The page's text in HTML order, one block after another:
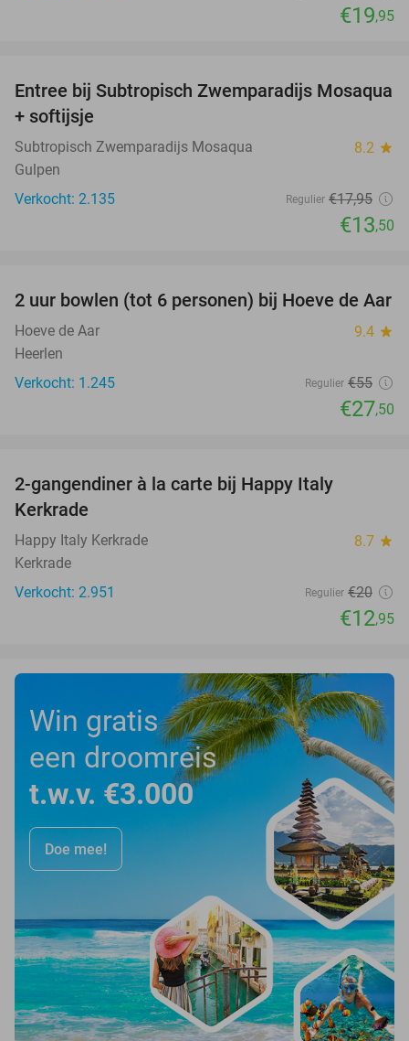
€19,95
25%
Entree bij Subtropisch Zwemparadijs Mosaqua
+ softijsje
Subtropisch Zwemparadijs Mosaqua 8.2 star
Gulpen
Verkocht: 2.135
Regulier €17,95
€13,50
50%
2 uur bowlen (tot 6 personen) bij Hoeve de Aar
Hoeve de Aar 9.4 star
Heerlen
Verkocht: 1.245
Regulier €55
€27,50
2-gangendiner à la carte bij Happy Italy
Kerkrade
Happy Italy Kerkrade 8.7 star
Kerkrade
Verkocht: 2.951
Regulier €20
€12,95
Win gratis
een droomreis
t.w.v. €3.000
Doe mee!